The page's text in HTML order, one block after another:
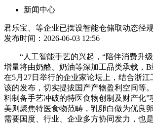
新闻中心
君乐宝、等企业已摆设智能仓储取动态径
发布时间：2026-06-03 12:56
“人工智能手艺的兴起，“陪伴消费升级
增量将由奶酪、奶油等深加工品类承载，
在5月27日举行的企业家论坛上，结合浙江
该的发布，切实提拔国产产物盈利空间等
料制备手艺冲破的特医食物创制及财产化”
美则聚焦特医食物范畴，乳卵白做为优良卵
需要国度、行业、企业多方协同发力，也